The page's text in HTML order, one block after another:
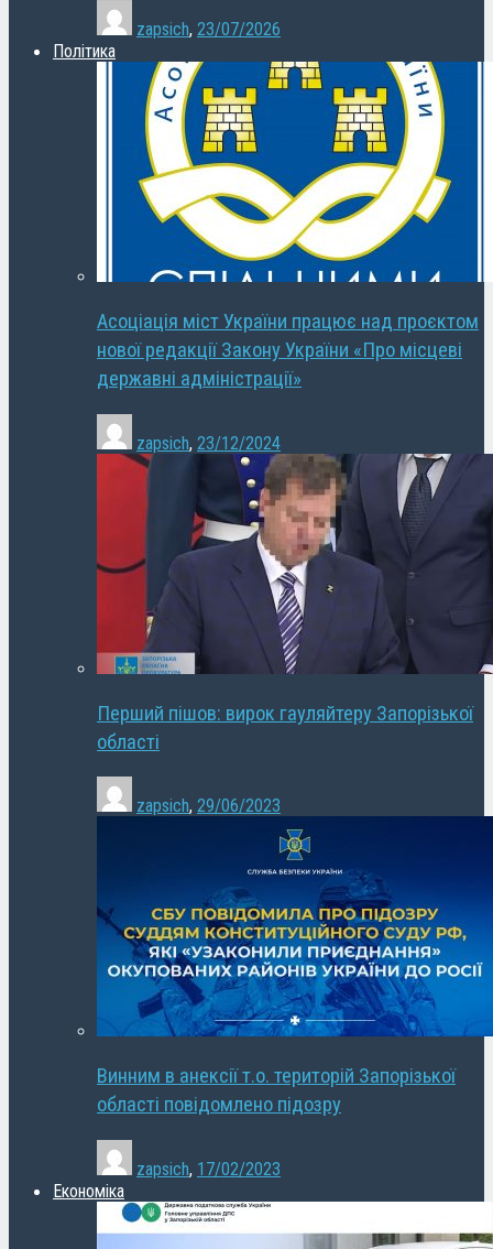
zapsich, 23/07/2026
Політика
Асоціація міст України працює над проєктом
нової редакції Закону України «Про місцеві
державні адміністрації»
zapsich, 23/12/2024
Перший пішов: вирок гауляйтеру Запорізької
області
zapsich, 29/06/2023
Винним в анексії т.о. територій Запорізької
області повідомлено підозру
zapsich, 17/02/2023
Економіка